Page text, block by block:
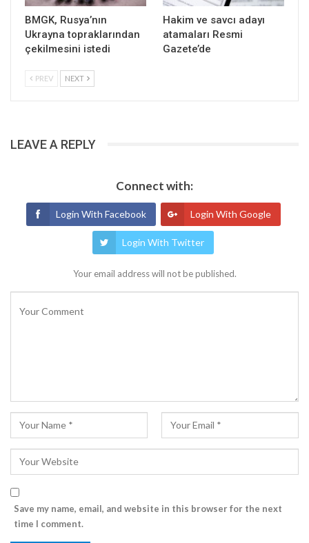
BMGK, Rusya’nın
Ukrayna topraklarından
çekilmesini istedi
Hakim ve savcı adayı
atamaları Resmi
Gazete’de
PREV NEXT
LEAVE A REPLY
Connect with:
Login With Facebook Login With Google
Login With Twitter
Your email address will not be published.
Save my name, email, and website in this browser for the next
time I comment.